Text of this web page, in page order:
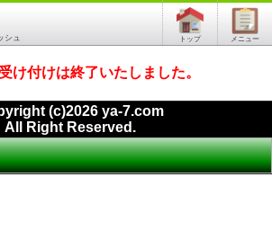
シュ メニュー
トップ
け付けは終了いたしました。
(c)2026 ya-7.com
All Right Reserved.